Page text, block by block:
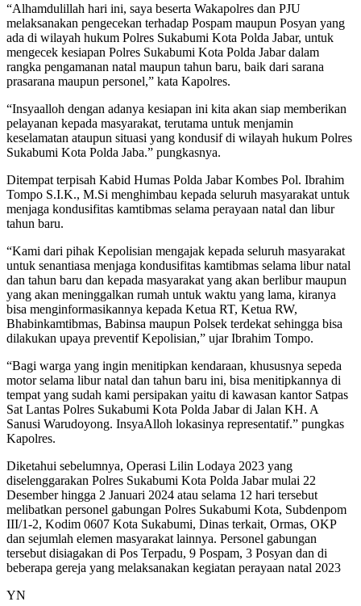
“Alhamdulillah hari ini, saya beserta Wakapolres dan PJU
melaksanakan pengecekan terhadap Pospam maupun Posyan yang
ada di wilayah hukum Polres Sukabumi Kota Polda Jabar, untuk
mengecek kesiapan Polres Sukabumi Kota Polda Jabar dalam
rangka pengamanan natal maupun tahun baru, baik dari sarana
prasarana maupun personel,” kata Kapolres.
“Insyaalloh dengan adanya kesiapan ini kita akan siap memberikan
pelayanan kepada masyarakat, terutama untuk menjamin
keselamatan ataupun situasi yang kondusif di wilayah hukum Polres
Sukabumi Kota Polda Jaba.” pungkasnya.
Ditempat terpisah Kabid Humas Polda Jabar Kombes Pol. Ibrahim
Tompo S.I.K., M.Si menghimbau kepada seluruh masyarakat untuk
menjaga kondusifitas kamtibmas selama perayaan natal dan libur
tahun baru.
“Kami dari pihak Kepolisian mengajak kepada seluruh masyarakat
untuk senantiasa menjaga kondusifitas kamtibmas selama libur natal
dan tahun baru dan kepada masyarakat yang akan berlibur maupun
yang akan meninggalkan rumah untuk waktu yang lama, kiranya
bisa menginformasikannya kepada Ketua RT, Ketua RW,
Bhabinkamtibmas, Babinsa maupun Polsek terdekat sehingga bisa
dilakukan upaya preventif Kepolisian,” ujar Ibrahim Tompo.
“Bagi warga yang ingin menitipkan kendaraan, khususnya sepeda
motor selama libur natal dan tahun baru ini, bisa menitipkannya di
tempat yang sudah kami persipakan yaitu di kawasan kantor Satpas
Sat Lantas Polres Sukabumi Kota Polda Jabar di Jalan KH. A
Sanusi Warudoyong. InsyaAlloh lokasinya representatif.” pungkas
Kapolres.
Diketahui sebelumnya, Operasi Lilin Lodaya 2023 yang
diselenggarakan Polres Sukabumi Kota Polda Jabar mulai 22
Desember hingga 2 Januari 2024 atau selama 12 hari tersebut
melibatkan personel gabungan Polres Sukabumi Kota, Subdenpom
III/1-2, Kodim 0607 Kota Sukabumi, Dinas terkait, Ormas, OKP
dan sejumlah elemen masyarakat lainnya. Personel gabungan
tersebut disiagakan di Pos Terpadu, 9 Pospam, 3 Posyan dan di
beberapa gereja yang melaksanakan kegiatan perayaan natal 2023
YN